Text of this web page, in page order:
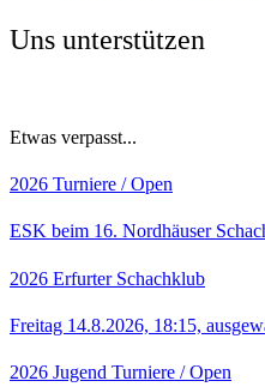
Uns unterstützen
Etwas verpasst...
2026 Turniere / Open
ESK beim 16. Nordhäuser
2026 Erfurter Schachklub
Freitag 14.8.2026, 18:15,
2026 Jugend Turniere / Open